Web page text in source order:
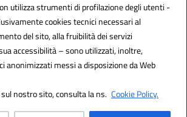
utilizza strumenti di profilazione degli utenti -
cookies tecnici necessari al
del sito, alla fruibilità dei servizi
accessibilità – sono utilizzati, inoltre,
messi a disposizione da Web
nostro sito, consulta la ns. Cookie Policy.
FGPS040004
Amministrazioni (IPA): istsc_fgps040004
& Powered by 3D Solution S.r.l.
& Design by Designers Italia